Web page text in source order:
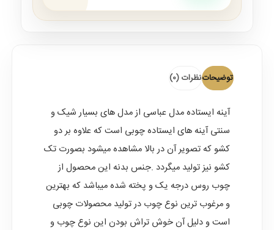
توضیحاتنظرات (0)
آینه ایستاده مدل عباسی از مدل های بسیار شیک و
سنتی آینه های ایستاده چوبی است که علاوه بر دو
کشو که تصویر آن در بالا مشاهده میشود بصورت تک
کشو نیز تولید میگردد .جنس بدنه این محصول از
چوب روس درجه یک و پخته شده میباشد که بهترین
و مرغوب ترین نوع چوب در تولید محصولات چوبی
است و دلیل آن خوش تراش بودن این نوع چوب و